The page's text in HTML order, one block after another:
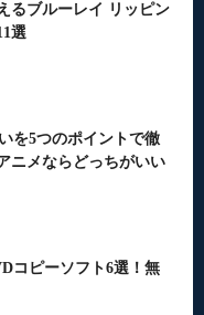
るブルーレイ リッピン
選
を5つのポイントで徹
ニメならどっちがいい
コピーソフト6選！無